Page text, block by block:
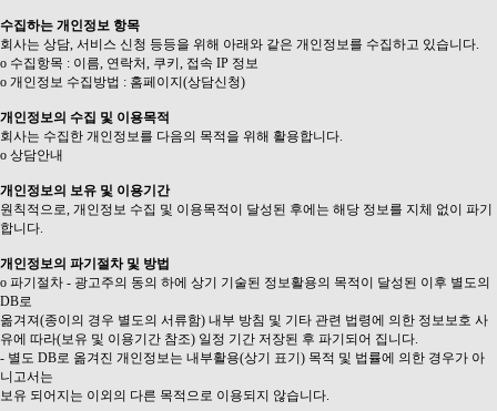
수집하는 개인정보 항목
회사는 상담, 서비스 신청 등등을 위해 아래와 같은 개인정보를 수집하고 있습니다.
ο 수집항목 : 이름, 연락처, 쿠키, 접속 IP 정보
ο 개인정보 수집방법 : 홈페이지(상담신청)
개인정보의 수집 및 이용목적
회사는 수집한 개인정보를 다음의 목적을 위해 활용합니다.
ο 상담안내
개인정보의 보유 및 이용기간
원칙적으로, 개인정보 수집 및 이용목적이 달성된 후에는 해당 정보를 지체 없이 파기
합니다.
개인정보의 파기절차 및 방법
ο 파기절차 - 광고주의 동의 하에 상기 기술된 정보활용의 목적이 달성된 이후 별도의
DB로
옮겨져(종이의 경우 별도의 서류함) 내부 방침 및 기타 관련 법령에 의한 정보보호 사
유에 따라(보유 및 이용기간 참조) 일정 기간 저장된 후 파기되어 집니다.
- 별도 DB로 옮겨진 개인정보는 내부활용(상기 표기) 목적 및 법률에 의한 경우가 아
니고서는
보유 되어지는 이외의 다른 목적으로 이용되지 않습니다.